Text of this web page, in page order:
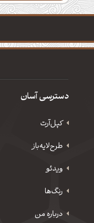
دسترسی آسان
کپل‌آرت
طرح‌لایه‌باز
ویدئو
رنگ‌ها
درباره من